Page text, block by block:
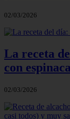
02/03/2026
La receta
con
02/03/2026